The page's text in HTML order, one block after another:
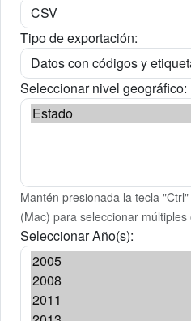
Tipo de exportación:
Seleccionar nivel geográfico:
Mantén presionada la tecla
(Mac) para seleccionar múltiples
Seleccionar Año(s):